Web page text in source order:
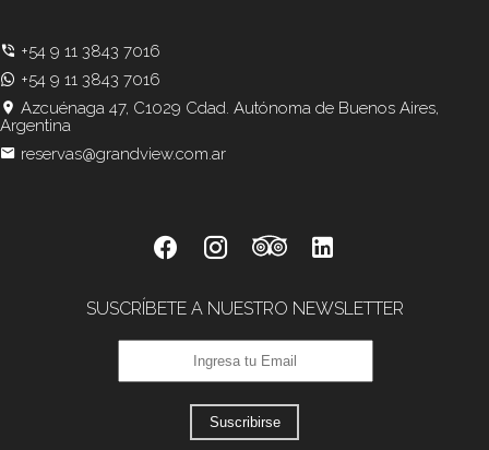
+54 9 11 3843 7016
+54 9 11 3843 7016
Azcuénaga 47, C1029 Cdad. Autónoma de Buenos Aires,
Argentina
reservas@grandview.com.ar
SUSCRÍBETE A NUESTRO NEWSLETTER
Suscribirse